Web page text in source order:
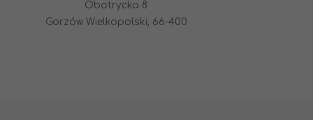
Obotrycka 8
Gorzów Wielkopolski, 66-400